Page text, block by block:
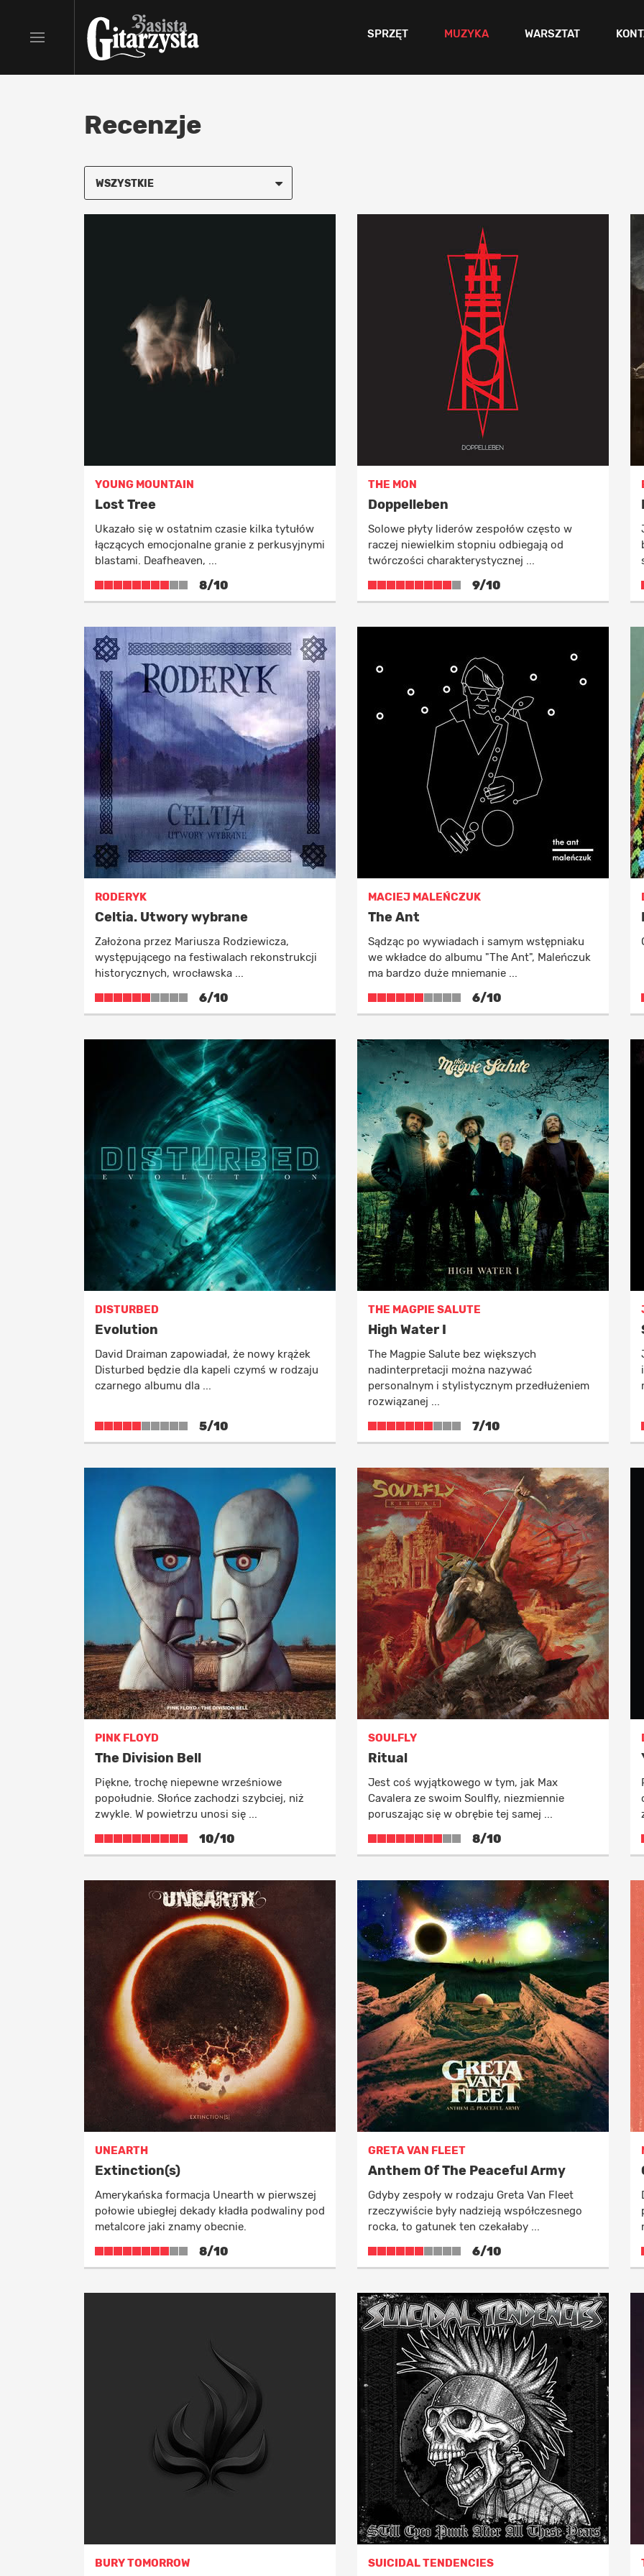
SPRZĘT MUZYKA WARSZTAT
Recenzje
WSZYSTKIE
METAL
BLUES I SOUL
JAZZ I FUSION
ELEKTRONIKA
FUNK, HIP-HOP, REGGAE
FOLK
YOUNG MOUNTAIN
Lost Tree
Ukazało się w ostatnim czasie kilka tytułów
łączących emocjonalne granie z perkusyjnymi
blastami. Deafheaven, ...
8/10
THE MON
Doppelleben
Solowe płyty liderów zespołów często w
raczej niewielkim stopniu odbiegają od
twórczości charakterystycznej ...
9/10
RODERYK
Celtia. Utwory wybrane
Założona przez Mariusza Rodziewicza,
występującego na festiwalach rekonstrukcji
historycznych, wrocławska ...
6/10
MACIEJ MALEŃCZUK
The Ant
Sądząc po wywiadach i samym wstępniaku
we wkładce do albumu "The Ant", Maleńczuk
ma bardzo duże mniemanie ...
6/10
DISTURBED
Evolution
David Draiman zapowiadał, że nowy krążek
Disturbed będzie dla kapeli czymś w rodzaju
czarnego albumu dla ...
5/10
THE MAGPIE SALUTE
High Water I
The Magpie Salute bez większych
nadinterpretacji można nazywać
personalnym i stylistycznym przedłużeniem
rozwiązanej ...
7/10
PINK FLOYD
The Division Bell
Piękne, trochę niepewne wrześniowe
popołudnie. Słońce zachodzi szybciej, niż
zwykle. W powietrzu unosi się ...
10/10
SOULFLY
Ritual
Jest coś wyjątkowego w tym, jak Max
Cavalera ze swoim Soulfly, niezmiennie
poruszając się w obrębie tej samej ...
8/10
UNEARTH
Extinction(s)
Amerykańska formacja Unearth w pierwszej
połowie ubiegłej dekady kładła podwaliny pod
metalcore jaki znamy obecnie.
8/10
GRETA VAN FLEET
Anthem Of The Peaceful Army
Gdyby zespoły w rodzaju Greta Van Fleet
rzeczywiście były nadzieją współczesnego
rocka, to gatunek ten czekałaby ...
6/10
BURY TOMORROW SUICIDAL TENDENCIES